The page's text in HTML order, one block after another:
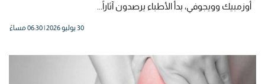
أوزمبيك وويجوفي، بدأ الأطباء يرصدون آثاراً...
30 يوليو 2026 | 06:30 مساءً